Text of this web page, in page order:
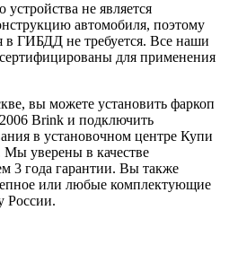
устройства не является
автомобиля, поэтому
в ГИБДД не требуется. Все наши
для применения
вы можете установить фаркоп
Brink и подключить
в установочном центре Купи
уверены в качестве
3 года гарантии. Вы также
или любые комплектующие
России.